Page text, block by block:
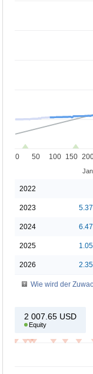
0 50 100 150
Jan
2022
2023 5.37
2024 6.47
2025 1.05
2026 2.35
Wie wird der
2 007.65 USD
Equity